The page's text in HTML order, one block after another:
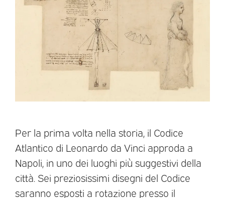
Per la prima volta nella storia, il Codice
Atlantico di Leonardo da Vinci approda a
Napoli, in uno dei luoghi più suggestivi della
città. Sei preziosissimi disegni del Codice
saranno esposti a rotazione presso il